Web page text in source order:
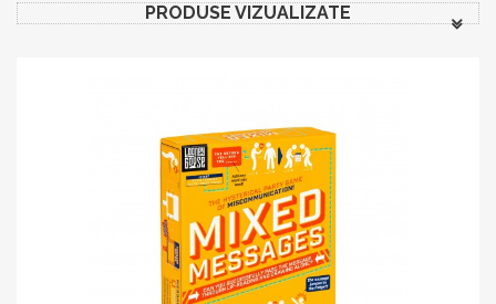
PRODUSE VIZUALIZATE